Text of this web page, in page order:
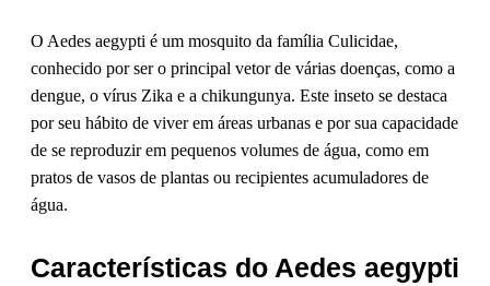
O Aedes aegypti é um mosquito da família Culicidae,
conhecido por ser o principal vetor de várias doenças, como a
dengue, o vírus Zika e a chikungunya. Este inseto se destaca
por seu hábito de viver em áreas urbanas e por sua capacidade
de se reproduzir em pequenos volumes de água, como em
pratos de vasos de plantas ou recipientes acumuladores de
água.
Características do Aedes aegypti